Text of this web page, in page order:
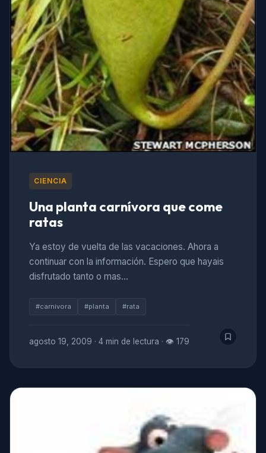
CIENCIA
Una planta carnívora que come
ratas
Ya estoy de vuelta de las vacaciones. Ahora a
continuar con la información. Espero que hayais
disfrutado tanto o mas…
#carnivora #planta #rata
agosto 19, 2009 · 4 min de lectura · 👁 179